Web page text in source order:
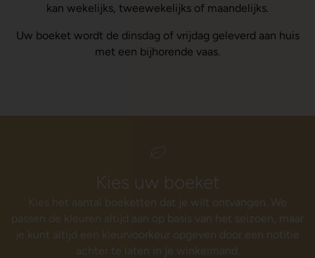
kan wekelijks, tweewekelijks of maandelijks.
Uw boeket wordt de dinsdag of vrijdag geleverd aan huis
met een bijhorende vaas.
Kies uw boeket
Kies het aantal boeketten dat je wilt ontvangen. We
passen de kleuren altijd aan op basis van het seizoen, maar
je kunt altijd een kleurvoorkeur opgeven door een notitie
achter te laten in je winkelmand.